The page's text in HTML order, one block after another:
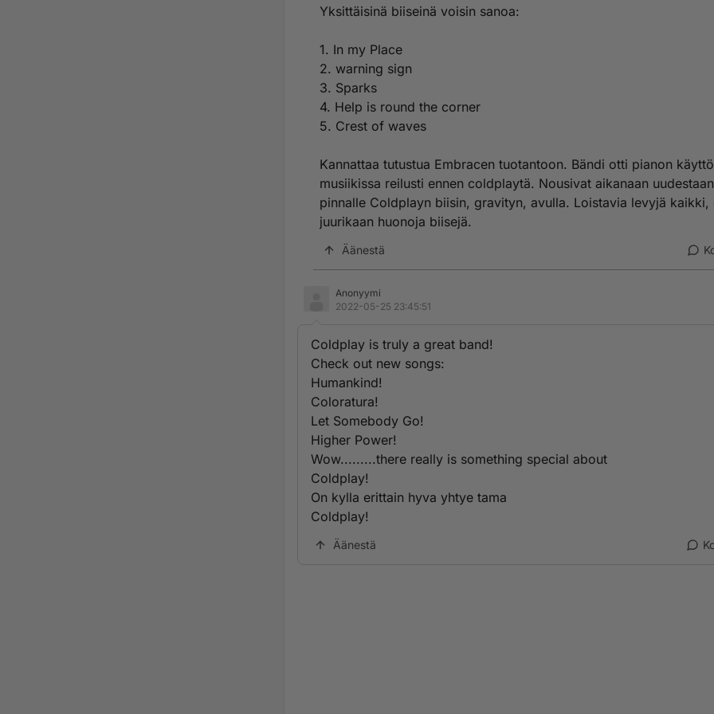
Yksittäisinä biiseinä voisin sanoa:
1. In my Place
2. warning sign
3. Sparks
4. Help is round the corner
5. Crest of waves
Kannattaa tutustua Embracen tuotantoon. Bändi otti pianon
musiikissa reilusti ennen coldplaytä. Nousivat aikanaan uudestaan
pinnalle Coldplayn biisin, gravityn, avulla. Loistavia levyjä kaikki,
juurikaan huonoja biisejä.
Äänestä
Anonyymi
2022-05-25 23:45:51
Coldplay is truly a great band!
Check out new songs:
Humankind!
Coloratura!
Let Somebody Go!
Higher Power!
Wow.........there really is something special about
Coldplay!
On kylla erittain hyva yhtye tama
Coldplay!
Äänestä